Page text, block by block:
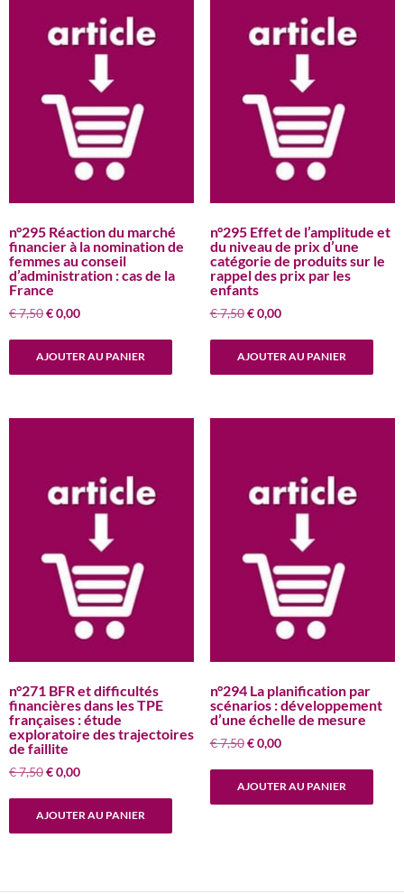
n°295 Réaction du marché
financier à la nomination de
femmes au conseil
d’administration : cas de la
France
€7,50Le
€0,00Le
AJOUTER AU PANIER
n°295 Effet de l’amplitude et
du niveau de prix d’une
catégorie de produits sur le
rappel des prix par les
enfants
€7,50 Le
€0,00Le
AJOUTER AU PANIER
n°271 BFR et difficultés
financières dans les TPE
françaises : étude
exploratoire des trajectoires
de faillite
€7,50Le
€0,00Le
AJOUTER AU PANIER
n°294 La planification par
scénarios : développement
d’une échelle de mesure
€7,50 Le
€0,00Le
AJOUTER AU PANIER